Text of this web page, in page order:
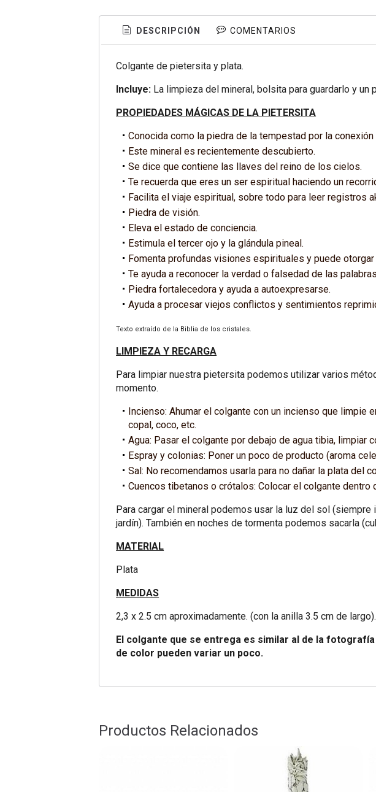
DESCRIPCIÓN COMENTARIOS
Colgante de pietersita y plata.
Incluye: La limpieza del mineral, bolsita para guardarlo y
PROPIEDADES MÁGICAS DE LA PIETERSITA
Conocida como la piedra de la tempestad por la
Este mineral es recientemente descubierto.
Se dice que contiene las llaves del reino de los cielos.
Te recuerda que eres un ser espiritual haciendo un
Facilita el viaje espiritual, sobre todo para leer registros
Piedra de visión.
Eleva el estado de conciencia.
Estimula el tercer ojo y la glándula pineal.
Fomenta profundas visiones espirituales y puede
Te ayuda a reconocer la verdad o falsedad de las
Piedra fortalecedora y ayuda a autoexpresarse.
Ayuda a procesar viejos conflictos y sentimientos
Texto extraído de la Biblia de los cristales.
LIMPIEZA Y RECARGA
Para limpiar nuestra pietersita podemos utilizar varios
momento.
Incienso: Ahumar el colgante con un incienso que limpie
copal, coco, etc.
Agua: Pasar el colgante por debajo de agua tibia, limpiar
Espray y colonias: Poner un poco de producto (aroma
Sal: No recomendamos usarla para no dañar la plata del
Cuencos tibetanos o crótalos: Colocar el colgante dentro
Para cargar el mineral podemos usar la luz del sol
jardín). También en noches de tormenta podemos sacarla
MATERIAL
Plata
MEDIDAS
2,3 x 2.5 cm aproximadamente. (con la anilla 3.5 cm de largo).
El colgante que se entrega es similar al de la
de color pueden variar un poco.
Productos Relacionados